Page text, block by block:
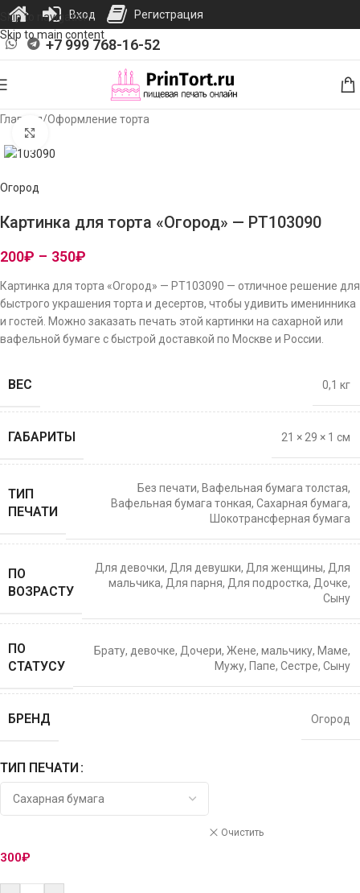
Skip to navigation
Skip to main content
+7 999 768-16-52
Главная/Оформление торта
Огород
Картинка для торта «Огород» — PT103090
200₽ – 350₽
Картинка для торта «Огород» — PT103090 — отличное решение для
быстрого украшения торта и десертов, чтобы удивить именинника
и гостей. Можно заказать печать этой картинки на сахарной или
вафельной бумаге с быстрой доставкой по Москве и России.
ВЕС 0,1 кг
ГАБАРИТЫ 21 × 29 × 1 см
ТИП
ПЕЧАТИ
Без печати, Вафельная бумага толстая,
Вафельная бумага тонкая, Сахарная бумага,
Шокотрансферная бумага
ПО
ВОЗРАСТУ
Для девочки, Для девушки, Для женщины, Для
мальчика, Для парня, Для подростка, Дочке,
Сыну
ПО
СТАТУСУ
Брату, девочке, Дочери, Жене, мальчику, Маме,
Мужу, Папе, Сестре, Сыну
БРЕНД Огород
ТИП ПЕЧАТИ
Очистить
300₽
Вход Регистрация